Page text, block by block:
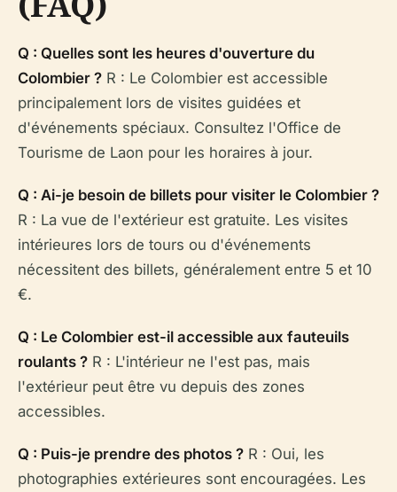
Q : Quelles sont les heures d'ouverture du
Colombier ? R : Le Colombier est accessible
principalement lors de visites guidées et
d'événements spéciaux. Consultez l'Office de
Tourisme de Laon pour les horaires à jour.
Q : Ai-je besoin de billets pour visiter le Colombier ?
R : La vue de l'extérieur est gratuite. Les visites
intérieures lors de tours ou d'événements
nécessitent des billets, généralement entre 5 et 10
€.
Q : Le Colombier est-il accessible aux fauteuils
roulants ? R : L'intérieur ne l'est pas, mais
l'extérieur peut être vu depuis des zones
accessibles.
Q : Puis-je prendre des photos ? R : Oui, les
photographies extérieures sont encouragées. Les